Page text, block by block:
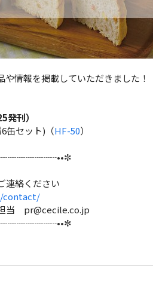
や情報を掲載していただきました！
発刊）
缶セット)（HF-50）
連絡ください
contact/
当 pr@cecile.co.jp